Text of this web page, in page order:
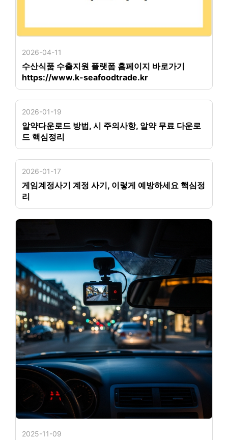
2026-04-11
수산식품 수출지원 플랫폼 홈페이지 바로가기
https://www.k-seafoodtrade.kr
2026-01-19
알약다운로드 방법, 시 주의사항, 알약 무료 다운로
드 핵심정리
2026-01-17
게임계정사기 계정 사기, 이렇게 예방하세요 핵심정
리
2025-11-09